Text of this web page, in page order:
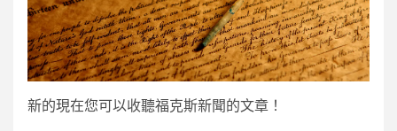
新的現在您可以收聽福克斯新聞的文章！